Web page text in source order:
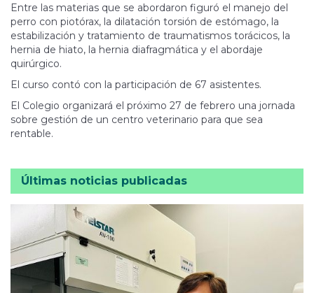
Entre las materias que se abordaron figuró el manejo del
perro con piotórax, la dilatación torsión de estómago, la
estabilización y tratamiento de traumatismos torácicos, la
hernia de hiato, la hernia diafragmática y el abordaje
quirúrgico.
El curso contó con la participación de 67 asistentes.
El Colegio organizará el próximo 27 de febrero una jornada
sobre gestión de un centro veterinario para que sea
rentable.
Últimas noticias publicadas